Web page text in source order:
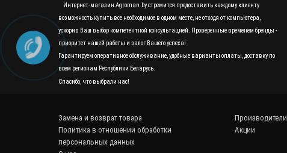
Интернет-магазин Agroman.by стремится предоставить каждому клиенту
возможность купить все необходимое в одном месте, не отходя от компьютера,
ускорив Ваш выбор компетентной консультацией. Проверенные временем бренды -
приоритет нашей работы и залог Вашего успеха!
Гарантируем оперативное обслуживание, удобные варианты оплаты, доставку по
всем регионам Республики Беларусь.
Спасибо, что выбрали нас!
Замена и возврат товара
Политика в отношении обработки
персональных данных
Производители
Акции